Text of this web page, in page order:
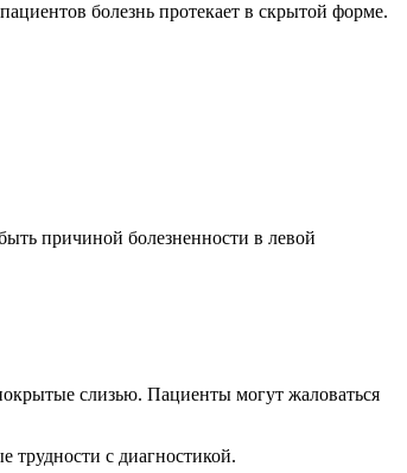
болезнь протекает в скрытой форме.
причиной болезненности в левой
слизью. Пациенты могут жаловаться
трудности с диагностикой.